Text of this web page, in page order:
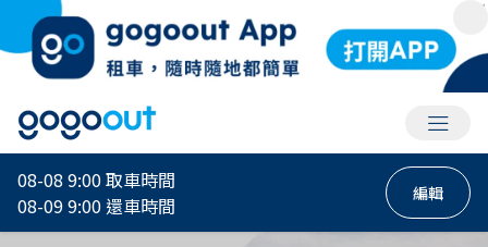
會員選
08-08 9:00取車時間
08-09 9:00還車時間 編輯